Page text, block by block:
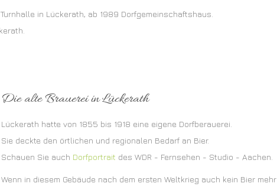
in Lückerath, ab 1989 Dorfgemeinschaftshaus.
Die alte Brauerei in Lückerath
Lückerath hatte von 1855 bis 1918 eine eigene Dorfberauerei.
Sie deckte den örtlichen und regionalen Bedarf an Bier.
Schauen Sie auch Dorfportrait des WDR - Fernsehen - Studio - Aachen.
Wenn in diesem Gebäude nach dem ersten Weltkrieg auch kein Bier mehr